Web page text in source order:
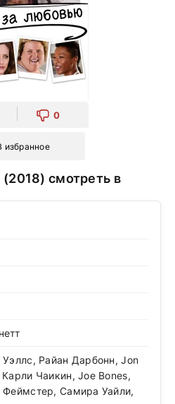
0
избранное
Уэллс, Райан Дарбонн, Jon
Чаикин, Joe Bones,
Феймстер, Самира Уайли,